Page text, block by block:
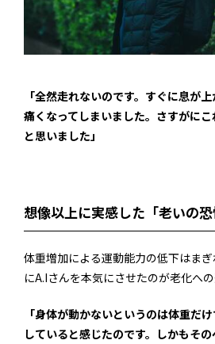
「全然走れないのです。すぐに息が
痛くなってしまいました。さすがに
と思いました」
想像以上に実感した「老いの
体重増加による運動能力の低下はま
にA.Iさんを本気にさせたのが老化への
「身体が動かないというのは体重だ
していると感じたのです。しかもそ